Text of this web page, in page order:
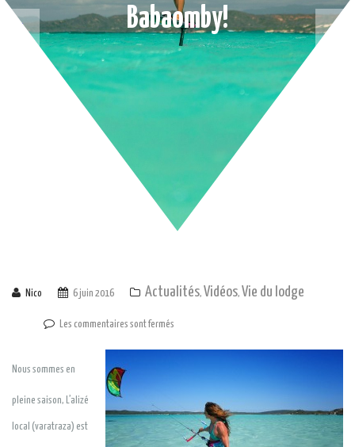
Babaomby!
Nico 6 juin 2016 Actualités, Vidéos, Vie du lodge
Les commentaires sont fermés
Nous sommes en
pleine saison, L’alizé
local (varatraza) est